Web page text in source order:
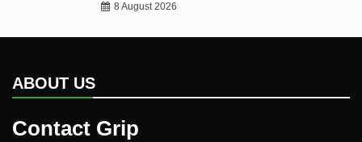
8 August 2026
ABOUT US
Contact Grip